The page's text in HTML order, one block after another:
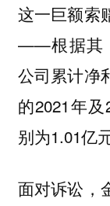
这一巨额索
——根据其
公司累计净
的2021年
别为1.01亿
面对诉讼，